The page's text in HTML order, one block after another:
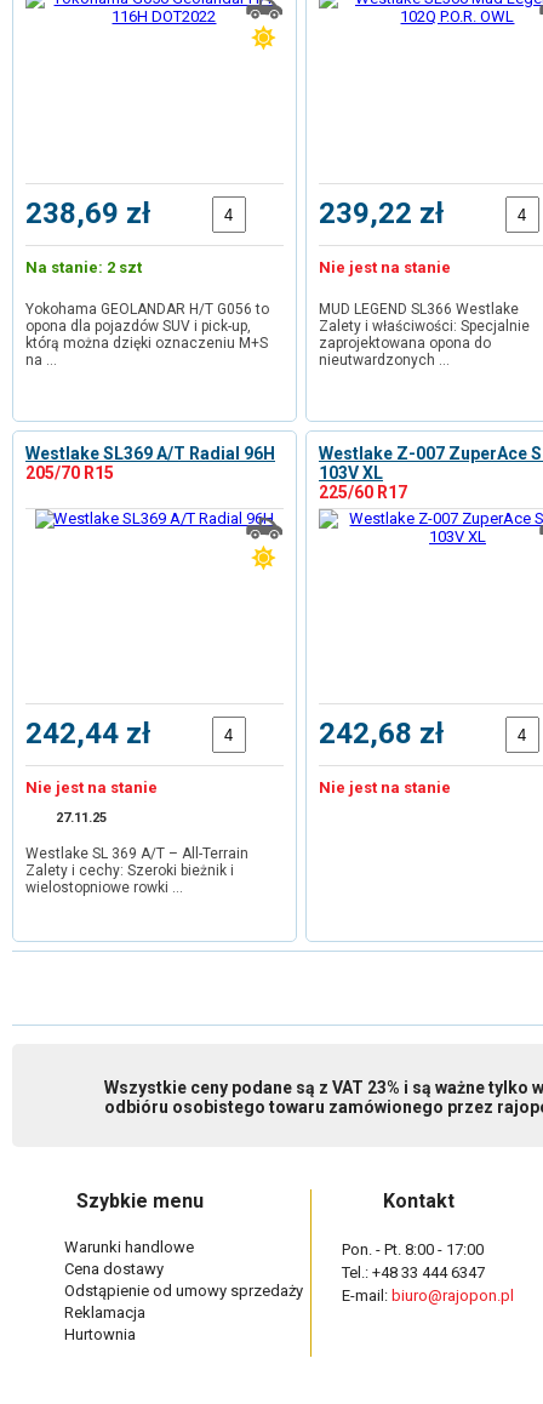
238,69 zł
Na stanie: 2 szt
Yokohama GEOLANDAR H/T G056 to
opona dla pojazdów SUV i pick-up,
którą można dzięki oznaczeniu M+S
na …
239,22 zł
Nie jest na stanie
MUD LEGEND SL366 Westlake
Zalety i właściwości: Specjalnie
zaprojektowana opona do
nieutwardzonych …
Westlake SL369 A/T Radial 96H
205/70 R15
242,44 zł
Nie jest na stanie
27.11.25
Westlake SL 369 A/T – All-Terrain
Zalety i cechy: Szeroki bieżnik i
wielostopniowe rowki …
Westlake Z-007 ZuperAce
103V XL
225/60 R17
242,68 zł
Nie jest na stanie
Wszystkie ceny podane są z VAT 23% i są ważne
odbióru osobistego towaru zamówionego przez
Szybkie menu
Warunki handlowe
Cena dostawy
Odstąpienie od umowy sprzedaży
Reklamacja
Hurtownia
Kontakt
Pon. - Pt. 8:00 - 17:00
Tel.: +48 33 444 6347
E-mail: biuro@rajopon.pl